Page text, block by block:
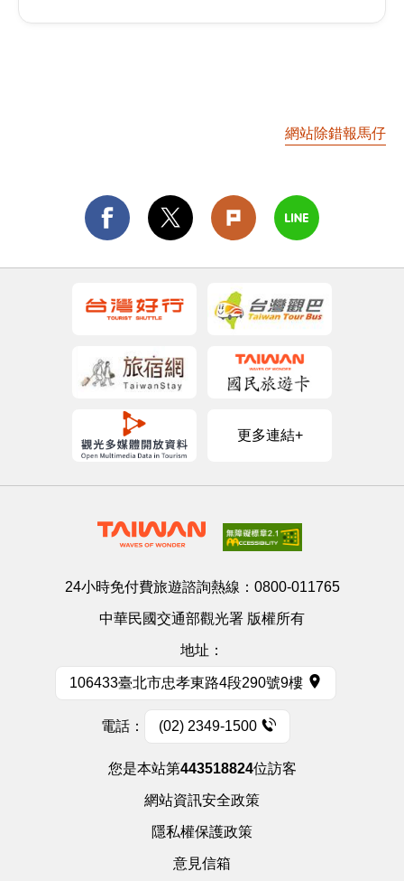
網站除錯報馬仔
更多連結+
24小時免付費旅遊諮詢熱線： 0800-011765
中華民國交通部觀光署 版權所有
地址：
106433臺北市忠孝東路4段290號9樓
電話： (02) 2349-1500
您是本站第443518824位訪客
網站資訊安全政策
隱私權保護政策
意見信箱